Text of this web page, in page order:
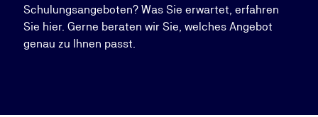
Schulungsangeboten? Was Sie erwartet, erfahren
Sie hier. Gerne beraten wir Sie, welches Angebot
genau zu Ihnen passt.